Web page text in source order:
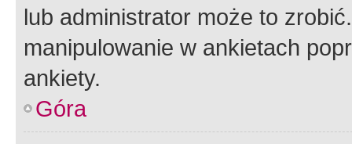
lub administrator może to
manipulowanie w ankietach
ankiety.
Góra